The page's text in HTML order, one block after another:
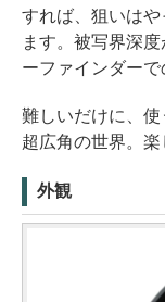
すれば、狙いは
ます。被写界深
ーファインダーで
難しいだけに、
超広角の世界。楽
外観